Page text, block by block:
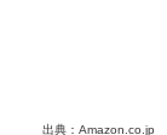
出典：Amazon.co.jp